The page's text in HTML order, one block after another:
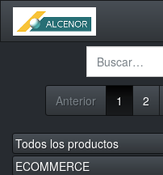
Anterior 1 2
Todos los productos
ECOMMERCE